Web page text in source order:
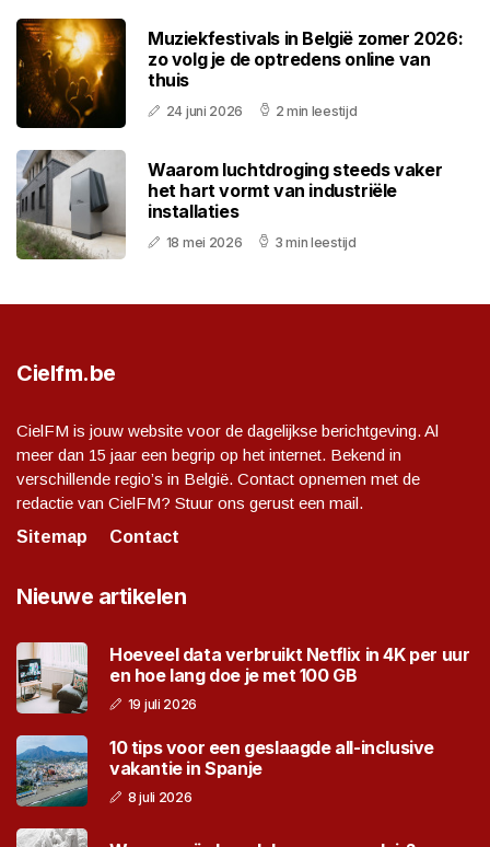
Muziekfestivals in België zomer 2026:
zo volg je de optredens online van
thuis
24 juni 2026 2 min leestijd
Waarom luchtdroging steeds vaker
het hart vormt van industriële
installaties
18 mei 2026 3 min leestijd
Cielfm.be
CielFM is jouw website voor de dagelijkse berichtgeving. Al
meer dan 15 jaar een begrip op het internet. Bekend in
verschillende regio’s in België. Contact opnemen met de
redactie van CielFM? Stuur ons gerust een mail.
Sitemap
Contact
Nieuwe artikelen
Hoeveel data verbruikt Netflix in 4K per uur
en hoe lang doe je met 100 GB
19 juli 2026
10 tips voor een geslaagde all-inclusive
vakantie in Spanje
8 juli 2026